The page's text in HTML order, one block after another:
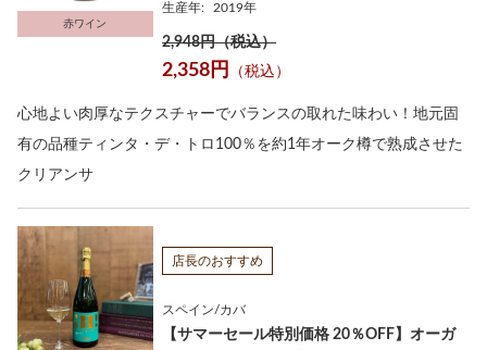
赤ワイン
生産年:
2019年
2,948円（税込）
2,358円 （税込）
心地よい肉厚なテクスチャーでバランスの取れた味わい！地元固
有の品種ティンタ・デ・トロ100％を約1年オーク樽で熟成させた
クリアンサ
店長のおすすめ
スペイン/カバ
【サマーセール特別価格 20％OFF】オーガ